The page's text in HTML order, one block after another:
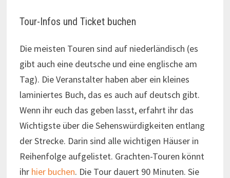
Tour-Infos und Ticket buchen
Die meisten Touren sind auf niederländisch (es
gibt auch eine deutsche und eine englische am
Tag). Die Veranstalter haben aber ein kleines
laminiertes Buch, das es auch auf deutsch gibt.
Wenn ihr euch das geben lasst, erfahrt ihr das
Wichtigste über die Sehenswürdigkeiten entlang
der Strecke. Darin sind alle wichtigen Häuser in
Reihenfolge aufgelistet. Grachten-Touren könnt
ihr hier buchen. Die Tour dauert 90 Minuten. Sie